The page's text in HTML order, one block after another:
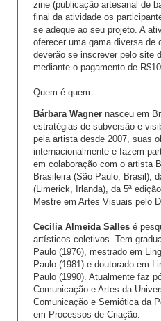
zine (publicação artesanal de
final da atividade os
se adeque ao seu projeto. A
oferecer uma gama diversa de
deverão se inscrever pelo site
mediante o pagamento de
Quem é quem
Bárbara Wagner nasceu em
estratégias de subversão e
pela artista desde 2007, suas
internacionalmente e fazem
em colaboração com o artista
Brasileira (São Paulo, Brasil),
(Limerick, Irlanda), da 5ª
Mestre em Artes Visuais pelo
Cecilia Almeida Salles é
artísticos coletivos. Tem
Paulo (1976), mestrado em
Paulo (1981) e doutorado em
Paulo (1990). Atualmente faz
Comunicação e Artes da
Comunicação e Semiótica da
em Processos de Criação.